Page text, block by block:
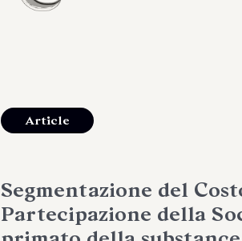
Article
Segmentazione del
Partecipazione della